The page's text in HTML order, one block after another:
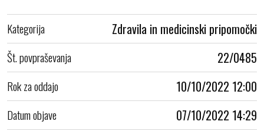
Kategorija Zdravila in medicinski pripomočki
Št. povpraševanja 22/0485
Rok za oddajo 10/10/2022 12:00
Datum objave 07/10/2022 14:29